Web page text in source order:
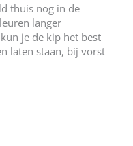
thuis nog in de
langer
je de kip het best
laten staan, bij vorst